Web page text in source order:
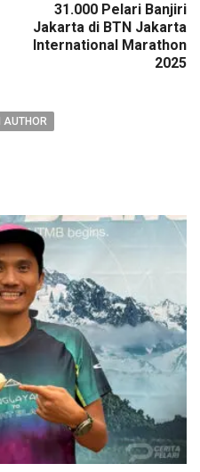
31.000 Pelari Banjiri
Jakarta di BTN Jakarta
International Marathon
2025
AUTHOR